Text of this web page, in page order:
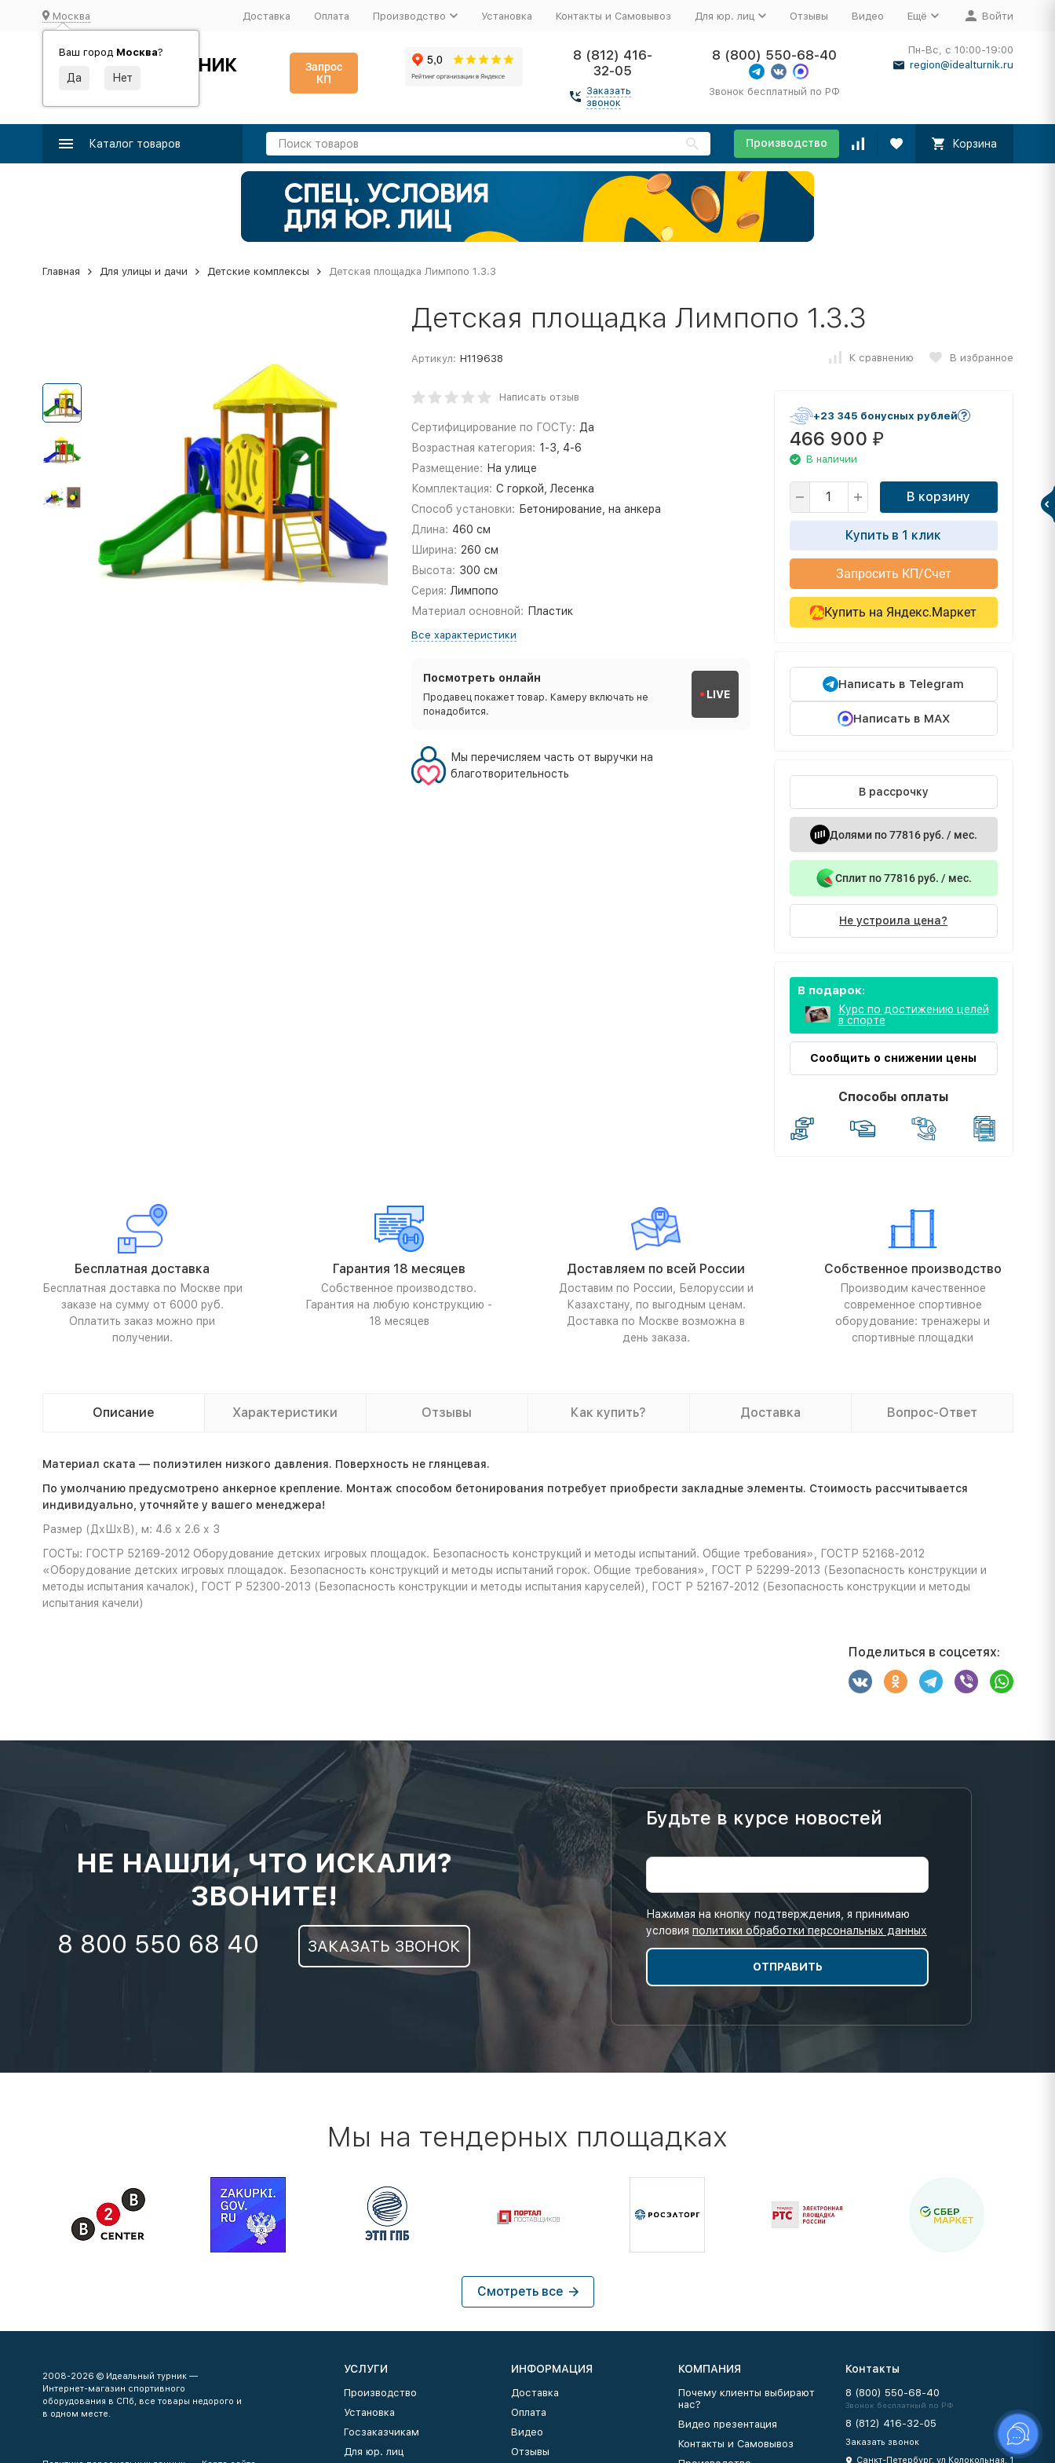
Москва
Ваш город Москва?
Доставка Оплата Производство Установка Контакты и Самовывоз Для юр. лиц Отзывы Видео Ещё Войти
ИДЕАЛЬНЫЙ ТУРНИК
Производство и поставка спортивного оборудования
Запрос
КП
8 (812) 416-
32-05
Заказать
звонок
8 (800) 550-68-40
Звонок бесплатный по РФ
Пн-Вс, с 10:00-19:00
region@idealturnik.ru
Каталог товаров Производство Корзина
Главная Для улицы и дачи Детские комплексы Детская площадка Лимпопо 1.3.3
Детская площадка Лимпопо 1.3.3
Артикул: Н119638 К сравнению В избранное
Написать отзыв
Сертифицирование по ГОСТу: Да
Возрастная категория: 1-3, 4-6
Размещение: На улице
Комплектация: С горкой, Лесенка
Способ установки: Бетонирование, на анкера
Длина: 460 см
Ширина: 260 см
Высота: 300 см
Серия: Лимпопо
Материал основной: Пластик
Все характеристики
Посмотреть онлайн
Продавец покажет товар. Камеру включать не
понадобится.
LIVE
Мы перечисляем часть от выручки на
благотворительность
+23 345 бонусных рублей
466 900 ₽
В наличии
В корзину
Купить в 1 клик
Запросить КП/Счет
Купить на Яндекс.Маркет
Написать в Telegram
Написать в MAX
В рассрочку
Долями по 77816 руб. / мес.
Сплит по 77816 руб. / мес.
Не устроила цена?
В подарок:
Курс по достижению целей
в спорте
Сообщить о снижении цены
Способы оплаты
Бесплатная доставка
Бесплатная доставка по Москве при
заказе на сумму от 6000 руб.
Оплатить заказ можно при
получении.
Гарантия 18 месяцев
Собственное производство.
Гарантия на любую конструкцию -
18 месяцев
Доставляем по всей России
Доставим по России, Белоруссии и
Казахстану, по выгодным ценам.
Доставка по Москве возможна в
день заказа.
Собственное производство
Производим качественное
современное спортивное
оборудование: тренажеры и
спортивные площадки
Описание Характеристики Отзывы Как купить? Доставка Вопрос-Ответ
Материал ската — полиэтилен низкого давления. Поверхность не глянцевая.
По умолчанию предусмотрено анкерное крепление. Монтаж способом бетонирования потребует приобрести закладные элементы. Стоимость расcчитывается
индивидуально, уточняйте у вашего менеджера!
Размер (ДхШхВ), м: 4.6 х 2.6 х 3
ГОСТы: ГОСТР 52169-2012 Оборудование детских игровых площадок. Безопасность конструкций и методы испытаний. Общие требования», ГОСТР 52168-2012
«Оборудование детских игровых площадок. Безопасность конструкций и методы испытаний горок. Общие требования», ГОСТ Р 52299-2013 (Безопасность конструкции и
методы испытания качалок), ГОСТ Р 52300-2013 (Безопасность конструкции и методы испытания каруселей), ГОСТ Р 52167-2012 (Безопасность конструкции и методы
испытания качели)
Поделиться в соцсетях:
НЕ НАШЛИ, ЧТО ИСКАЛИ?
ЗВОНИТЕ!
8 800 550 68 40 ЗАКАЗАТЬ ЗВОНОК
Будьте в курсе новостей
Нажимая на кнопку подтверждения, я принимаю
условия политики обработки персональных данных
Мы на тендерных площадках
Смотреть все
2008-2026 © Идеальный турник —
Интернет-магазин спортивного
оборудования в СПб, все товары недорого и
в одном месте.
УСЛУГИ
Производство
Установка
Госзаказчикам
Для юр. лиц
ИНФОРМАЦИЯ
Доставка
Оплата
Видео
Отзывы
КОМПАНИЯ
Почему клиенты выбирают
нас?
Видео презентация
Контакты и Самовывоз
Контакты
8 (800) 550-68-40
Звонок бесплатный по РФ
8 (812) 416-32-05
Заказать звонок
Санкт-Петербург, ул Колокольная, 1